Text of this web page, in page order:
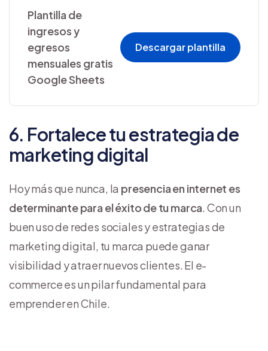
Plantilla de
ingresos y
egresos
mensuales gratis
Google Sheets
Descargar plantilla
6. Fortalece tu estrategia de
marketing digital
Hoy más que nunca, la presencia en internet es
determinante para el éxito de tu marca. Con un
buen uso de redes sociales y estrategias de
marketing digital, tu marca puede ganar
visibilidad y atraer nuevos clientes. El e-
commerce es un pilar fundamental para
emprender en Chile.